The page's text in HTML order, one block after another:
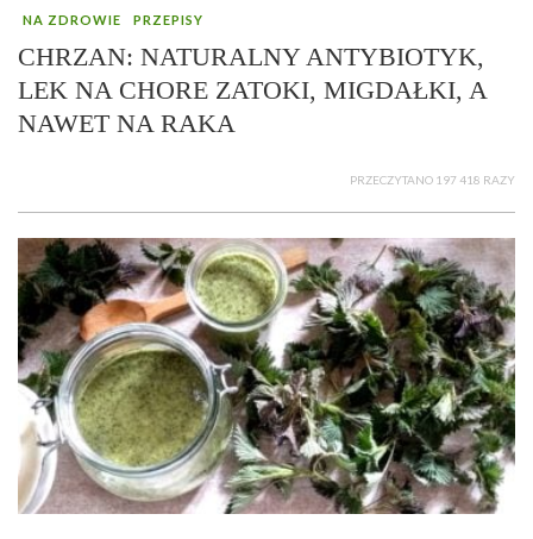
NA ZDROWIE PRZEPISY
CHRZAN: NATURALNY ANTYBIOTYK,
LEK NA CHORE ZATOKI, MIGDAŁKI, A
NAWET NA RAKA
PRZECZYTANO 197 418 RAZY